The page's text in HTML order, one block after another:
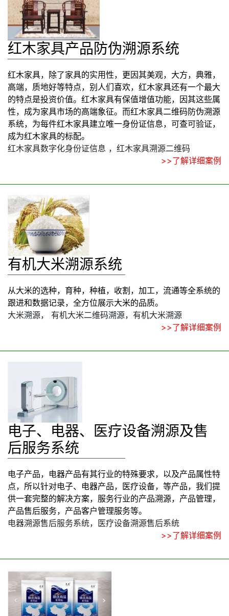
红木家具产品防伪溯源系统
红木家具，除了家具的实用性，更因其美观，大方，典雅，
高端，质地好等特点，别人们喜欢，红木家具还有一个最大
的特点是投资价值。红木家具有保值增值功能，因其这些属
性，成为家具市场的高端象征。而红木家具二维码防伪溯源
系统，为每件红木家具建立唯一身份证信息，可查可验证，
成为红木家具的标配。
红木家具数字化身份证信息 ，红木家具溯源二维码
>>了解详细案例
有机大米溯源系统
从大米的选种，育种，种植，收割，加工，流通等全系统的
跟进和数据记录，全方位展示大米的品质。
大米溯源， 有机大米二维码溯源，有机大米溯源
>>了解详细案例
电子、电器、医疗设备溯源及售
后服务系统
电子产品，电器产品有其行业的特殊要求，以及产品属性特
点，所以针对电子、电器产品，医疗设备，等产品，我们提
供一套完整的解决方案，服务行业的产品溯源，产品管理，
产品售后服务，产品客户管理服务等。
电器溯源售后服务系统，医疗设备溯源售后系统
>>了解详细案例